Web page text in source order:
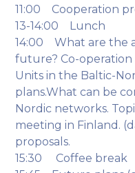
11:00 Cooperation
13-14:00 Lunch
14:00 What are the
future? Co-
Units in the Baltic-
plans.What can be
Nordic networks.
meeting in Finland.
proposals.
15:30 Coffee break